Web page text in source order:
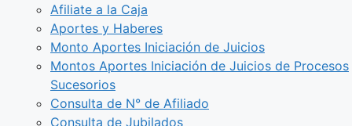
Afiliate a la Caja
Aportes y Haberes
Monto Aportes Iniciación de Juicios
Montos Aportes Iniciación de Juicios de Procesos
Sucesorios
Consulta de N° de Afiliado
Consulta de Jubilados